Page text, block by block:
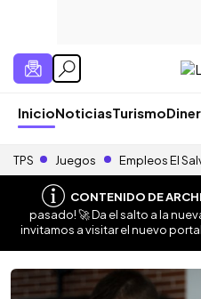
InicioNoticiasTurismo
TPS Juegos Empleos El
CONTENIDO DE
pasado! 🚀 Da el salto a la
invitamos a visitar el nuevo